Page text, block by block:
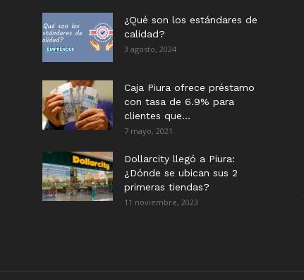
¿Qué son los estándares de
calidad?
3 agosto, 2024
Caja Piura ofrece préstamo
con tasa de 6.9% para
clientes que...
7 mayo, 2021
Dollarcity llegó a Piura:
¿Dónde se ubican sus 2
primeras tiendas?
11 noviembre, 2023